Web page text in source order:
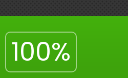
100%